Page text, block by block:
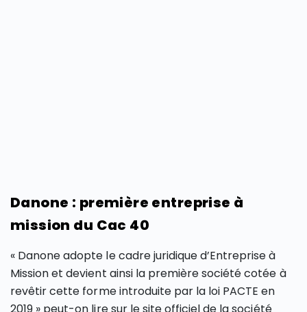
Danone : première entreprise à
mission du Cac 40
« Danone adopte le cadre juridique d’Entreprise à
Mission et devient ainsi la première société cotée à
revêtir cette forme introduite par la loi PACTE en